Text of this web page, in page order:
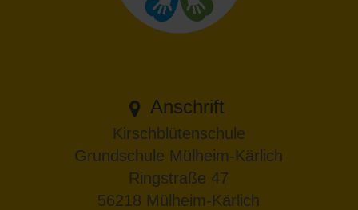
Anschrift
Kirschblütenschule
Grundschule Mülheim-Kärlich
Ringstraße 47
56218 Mülheim-Kärlich